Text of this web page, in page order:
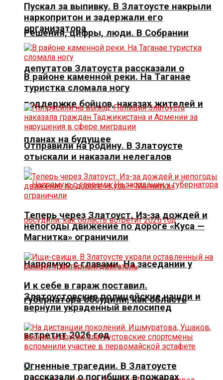
Решения, цифры, люди. В Собрании
депутатов Златоуста рассказали о
поддержке бойцов, наказах жителей и
планах на будущее
Напрямую с главами. На заседании у
губернатора обсудили, как область
встретит 2026 год
Пускал за выпивку. В Златоусте накрыли
наркопритон и задержали его
организатора
В районе каменной реки. На Таганае
туристка сломала ногу
Отправили на родину. В Златоусте
отыскали и наказали нелегалов
Теперь через Златоуст. Из-за дождей и
непогоды движение по дороге «Куса —
Магнитка» ограничили
И к себе в гараж поставил.
Златоустовские полицейские нашли и
вернули украденный велосипед
Огненные трагедии. В Златоусте
рассказали о погибших в пожарах